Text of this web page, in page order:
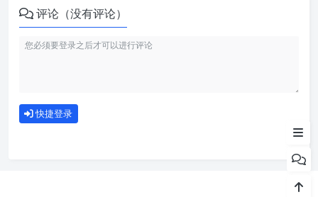
评论（没有评论）
快捷登录